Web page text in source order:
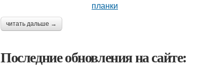
читать дальше →
Последние обновления на сайте: